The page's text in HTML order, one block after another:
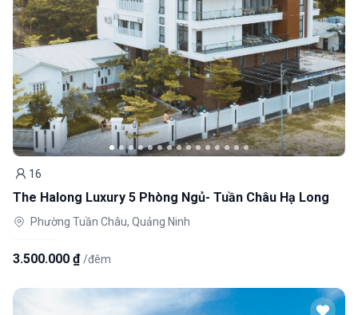
Khách
16
The Halong Luxury 5 Phòng Ngủ- Tuần Châu Hạ Long
Phường Tuần Châu, Quảng Ninh
3.500.000 ₫ /đêm